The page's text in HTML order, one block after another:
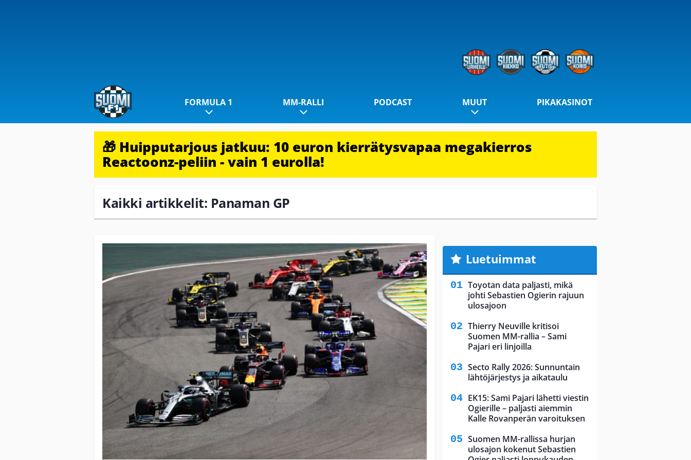
FORMULA 1 MM-RALLI PODCAST MUUT PIKAKASINOT
🎁 Huipputarjous jatkuu: 10 euron kierrätysvapaa megakierros
Reactoonz-peliin - vain 1 eurolla!
Kaikki artikkelit: Panaman GP
Luetuimmat
Toyotan data paljasti, mikä
johti Sebastien Ogierin rajuun
ulosajoon
Thierry Neuville kritisoi
Suomen MM-rallia – Sami
Pajari eri linjoilla
Secto Rally 2026: Sunnuntain
lähtöjärjestys ja aikataulu
EK15: Sami Pajari lähetti viestin
Ogierille – paljasti aiemmin
Kalle Rovanperän varoituksen
Suomen MM-rallissa hurjan
ulosajon kokenut Sebastien